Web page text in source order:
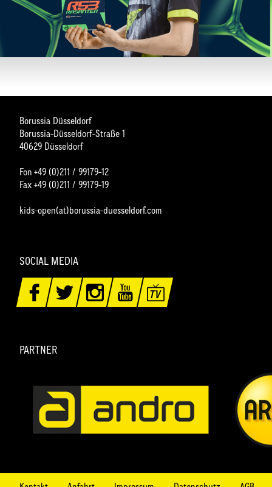
Borussia Düsseldorf
Borussia-Düsseldorf-Straße 1
40629 Düsseldorf
Fon +49 (0)211 / 99179-12
Fax +49 (0)211 / 99179-19
kids-open(at)borussia-duesseldorf.com
SOCIAL MEDIA
PARTNER